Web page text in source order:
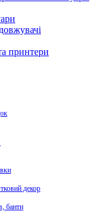
принтери
декор
банти